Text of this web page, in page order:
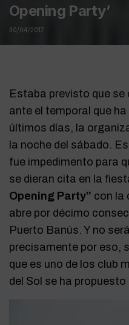
Opening Party’
30/04/2017
Estaba previsto que se
ante el temporal que
últimos días, la
la noche del sábado.
fue impedimento para
se dieran cita en la
Opening Party” con la
abre por décimo
Puerto Banús. Y no
precisamente por eso,
que es uno de los club
del Sol se ha